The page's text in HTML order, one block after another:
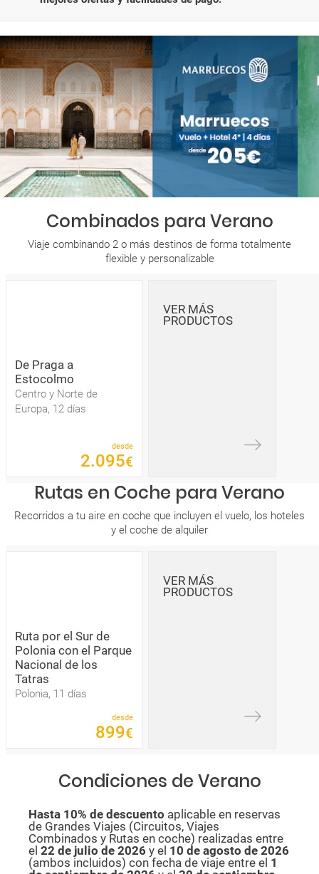
Combinados para Verano
Viaje combinando 2 o más destinos de forma totalmente
flexible y personalizable
De Praga a
Estocolmo
Centro y Norte de
Europa, 12 días
desde
2.095€
VER MÁS
PRODUCTOS
Rutas en Coche para Verano
Recorridos a tu aire en coche que incluyen el vuelo, los hoteles
y el coche de alquiler
Ruta por el Sur de
Polonia con el Parque
Nacional de los
Tatras
Polonia, 11 días
desde
899€
VER MÁS
PRODUCTOS
Condiciones de Verano
Hasta 10% de descuento aplicable en reservas
de Grandes Viajes (Circuitos, Viajes
Combinados y Rutas en coche) realizadas entre
el 22 de julio de 2026 y el 10 de agosto de 2026
(ambos incluidos) con fecha de viaje entre el 1